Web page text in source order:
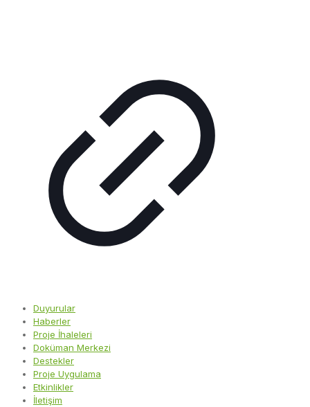
Duyurular
Haberler
Proje İhaleleri
Doküman Merkezi
Destekler
Proje Uygulama
Etkinlikler
İletişim